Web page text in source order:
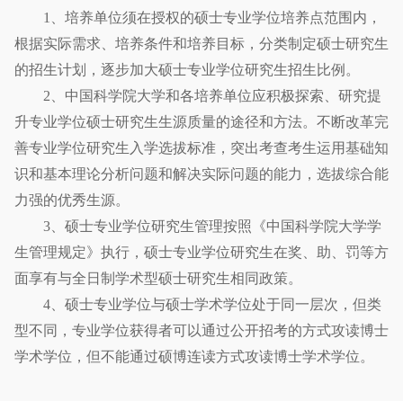
1、培养单位须在授权的硕士专业学位培养点范围内，
根据实际需求、培养条件和培养目标，分类制定硕士研究生
的招生计划，逐步加大硕士专业学位研究生招生比例。
2、中国科学院大学和各培养单位应积极探索、研究提
升专业学位硕士研究生生源质量的途径和方法。不断改革完
善专业学位研究生入学选拔标准，突出考查考生运用基础知
识和基本理论分析问题和解决实际问题的能力，选拔综合能
力强的优秀生源。
3、硕士专业学位研究生管理按照《中国科学院大学学
生管理规定》执行，硕士专业学位研究生在奖、助、罚等方
面享有与全日制学术型硕士研究生相同政策。
4、硕士专业学位与硕士学术学位处于同一层次，但类
型不同，专业学位获得者可以通过公开招考的方式攻读博士
学术学位，但不能通过硕博连读方式攻读博士学术学位。